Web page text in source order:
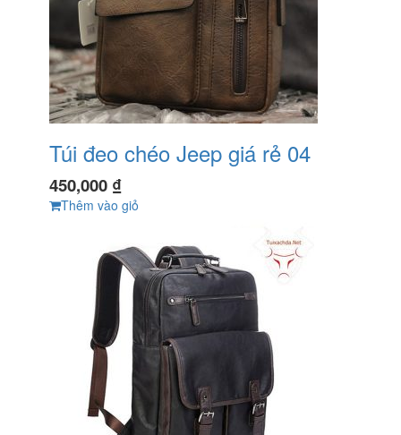
Túi đeo chéo Jeep giá rẻ 04
450,000 ₫
Thêm vào giỏ